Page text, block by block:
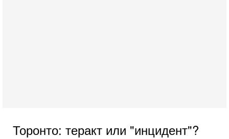
Торонто: теракт или "инцидент"?